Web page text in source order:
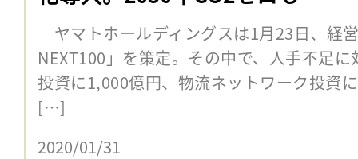
ヤマトホールディングスは1月23日、経
NEXT100」を策定。その中で、人手不足
投資に1,000億円、物流ネットワーク投資
[…]
2020/01/31